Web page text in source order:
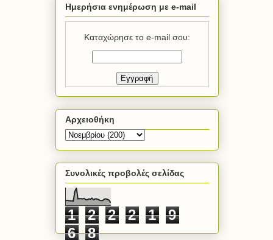
Ημερήσια ενημέρωση με e-mail
Καταχώρησε το e-mail σου:
Αρχειοθήκη
Συνολικές προβολές σελίδας
1 2 2 2 1
9
6
8